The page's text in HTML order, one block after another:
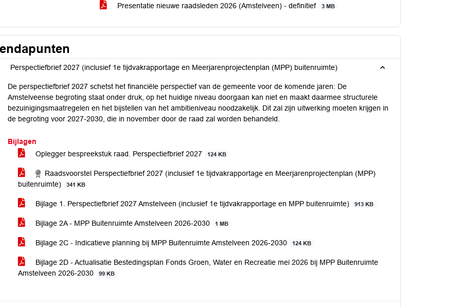
Presentatie nieuwe raadsleden 2026 (Amstelveen) - definitief 3 MB
Perspectiefbrief 2027 (inclusief 1e tijdvakrapportage en Meerjarenprojectenplan (MPP) buitenruimte)
De perspectiefbrief 2027 schetst het financiële perspectief van de gemeente voor de komende jaren: De
Amstelveense begroting staat onder druk, op het huidige niveau doorgaan kan niet en maakt daarmee structurele
bezuinigingsmaatregelen en het bijstellen van het ambitieniveau noodzakelijk. Dit zal zijn uitwerking moeten krijgen in
de begroting voor 2027-2030, die in november door de raad zal worden behandeld.
Bijlagen
Oplegger bespreekstuk raad. Perspectiefbrief 2027
124 KB
Raadsvoorstel Perspectiefbrief 2027 (inclusief 1e tijdvakrapportage en Meerjarenprojectenplan (MPP)
buitenruimte)
341 KB
Bijlage 1. Perspectiefbrief 2027 Amstelveen (inclusief 1e tijdvakrapportage en MPP buitenruimte) 913 KB
Bijlage 2A - MPP Buitenruimte Amstelveen 2026-2030 1 MB
Bijlage 2C - Indicatieve planning bij MPP Buitenruimte Amstelveen 2026-2030 124 KB
Bijlage 2D - Actualisatie Bestedingsplan Fonds Groen, Water en Recreatie mei 2026 bij MPP Buitenruimte
Amstelveen 2026-2030
99 KB